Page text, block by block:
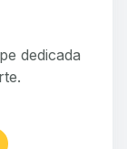
dedicada